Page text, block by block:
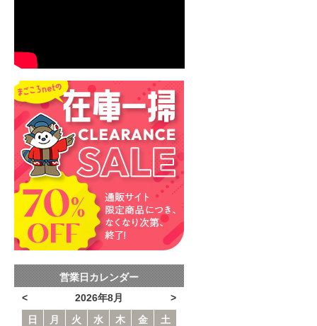
営業日カレンダー
2026年8月
<
>
日
月 火 水 木 金
土